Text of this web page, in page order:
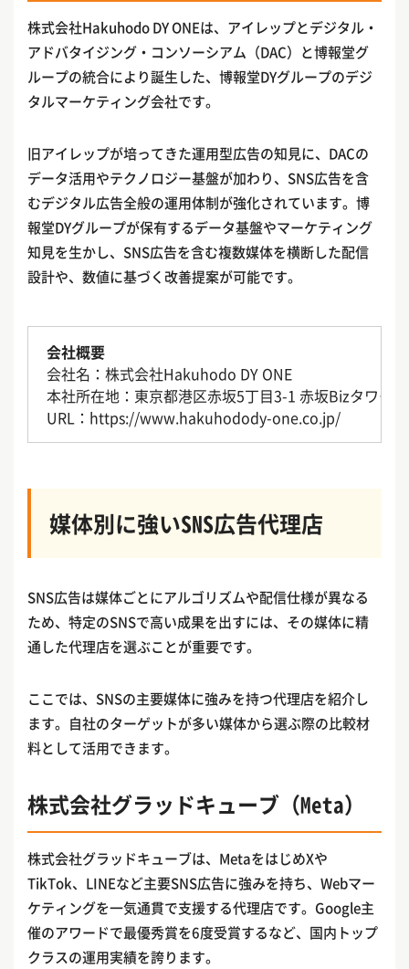
株式会社Hakuhodo DY ONEは、アイレップとデジタル・
アドバタイジング・コンソーシアム（DAC）と博報堂グ
ループの統合により誕生した、博報堂DYグループのデジ
タルマーケティング会社です。
旧アイレップが培ってきた運用型広告の知見に、DACの
データ活用やテクノロジー基盤が加わり、SNS広告を含
むデジタル広告全般の運用体制が強化されています。博
報堂DYグループが保有するデータ基盤やマーケティング
知見を生かし、SNS広告を含む複数媒体を横断した配信
設計や、数値に基づく改善提案が可能です。
会社概要
会社名：株式会社Hakuhodo DY ONE
本社所在地：東京都港区赤坂5丁目3-1 赤坂Bizタワー
URL：https://www.hakuhodody-one.co.jp/
媒体別に強いSNS広告代理店
SNS広告は媒体ごとにアルゴリズムや配信仕様が異なる
ため、特定のSNSで高い成果を出すには、その媒体に精
通した代理店を選ぶことが重要です。
ここでは、SNSの主要媒体に強みを持つ代理店を紹介し
ます。自社のターゲットが多い媒体から選ぶ際の比較材
料として活用できます。
株式会社グラッドキューブ（Meta）
株式会社グラッドキューブは、MetaをはじめXや
TikTok、LINEなど主要SNS広告に強みを持ち、Webマー
ケティングを一気通貫で支援する代理店です。Google主
催のアワードで最優秀賞を6度受賞するなど、国内トップ
クラスの運用実績を誇ります。